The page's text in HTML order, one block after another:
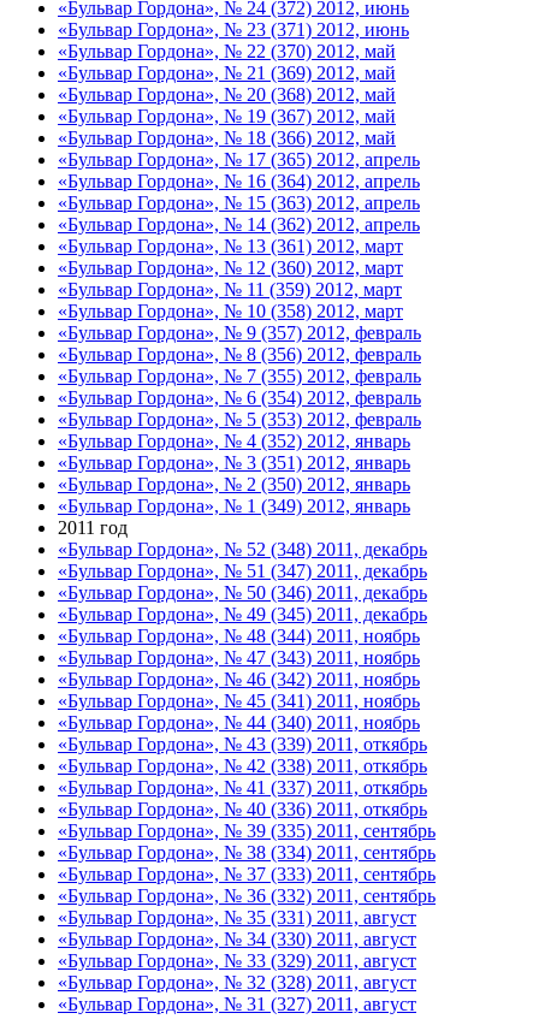
«Бульвар Гордона», № 24 (372) 2012, июнь
«Бульвар Гордона», № 23 (371) 2012, июнь
«Бульвар Гордона», № 22 (370) 2012, май
«Бульвар Гордона», № 21 (369) 2012, май
«Бульвар Гордона», № 20 (368) 2012, май
«Бульвар Гордона», № 19 (367) 2012, май
«Бульвар Гордона», № 18 (366) 2012, май
«Бульвар Гордона», № 17 (365) 2012, апрель
«Бульвар Гордона», № 16 (364) 2012, апрель
«Бульвар Гордона», № 15 (363) 2012, апрель
«Бульвар Гордона», № 14 (362) 2012, апрель
«Бульвар Гордона», № 13 (361) 2012, март
«Бульвар Гордона», № 12 (360) 2012, март
«Бульвар Гордона», № 11 (359) 2012, март
«Бульвар Гордона», № 10 (358) 2012, март
«Бульвар Гордона», № 9 (357) 2012, февраль
«Бульвар Гордона», № 8 (356) 2012, февраль
«Бульвар Гордона», № 7 (355) 2012, февраль
«Бульвар Гордона», № 6 (354) 2012, февраль
«Бульвар Гордона», № 5 (353) 2012, февраль
«Бульвар Гордона», № 4 (352) 2012, январь
«Бульвар Гордона», № 3 (351) 2012, январь
«Бульвар Гордона», № 2 (350) 2012, январь
«Бульвар Гордона», № 1 (349) 2012, январь
2011 год
«Бульвар Гордона», № 52 (348) 2011, декабрь
«Бульвар Гордона», № 51 (347) 2011, декабрь
«Бульвар Гордона», № 50 (346) 2011, декабрь
«Бульвар Гордона», № 49 (345) 2011, декабрь
«Бульвар Гордона», № 48 (344) 2011, ноябрь
«Бульвар Гордона», № 47 (343) 2011, ноябрь
«Бульвар Гордона», № 46 (342) 2011, ноябрь
«Бульвар Гордона», № 45 (341) 2011, ноябрь
«Бульвар Гордона», № 44 (340) 2011, ноябрь
«Бульвар Гордона», № 43 (339) 2011, откябрь
«Бульвар Гордона», № 42 (338) 2011, откябрь
«Бульвар Гордона», № 41 (337) 2011, откябрь
«Бульвар Гордона», № 40 (336) 2011, откябрь
«Бульвар Гордона», № 39 (335) 2011, сентябрь
«Бульвар Гордона», № 38 (334) 2011, сентябрь
«Бульвар Гордона», № 37 (333) 2011, сентябрь
«Бульвар Гордона», № 36 (332) 2011, сентябрь
«Бульвар Гордона», № 35 (331) 2011, август
«Бульвар Гордона», № 34 (330) 2011, август
«Бульвар Гордона», № 33 (329) 2011, август
«Бульвар Гордона», № 32 (328) 2011, август
«Бульвар Гордона», № 31 (327) 2011, август